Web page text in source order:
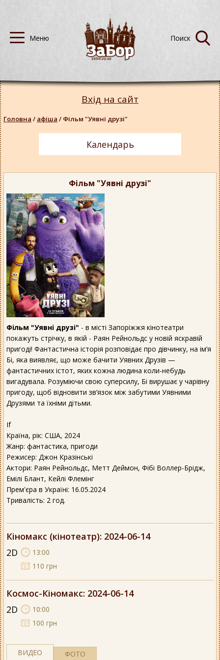
Фільм "Уявні друзі"
Фільм "Уявні друзі" - в місті Запоріжжя кінотеатри
покажуть стрічку, в якій - Раян Рейнольдс у новій яскравій
пригоді! Фантастична історія розповідає про дівчинку, на ім’я
Бі, яка виявляє, що може бачити Уявних Друзів —
фантастичних істот, яких кожна людина коли-небудь
вигадувала. Розуміючи свою суперсилу, Бі вирушає у чарівну
пригоду, щоб відновити зв’язок між забутими Уявними
Друзями та їхніми дітьми.
If
Країна, рік: США, 2024
Жанр: фантастика, пригоди
Режисер: Джон Кразінські
Актори: Раян Рейнольдс, Метт Деймон, Фібі Воллер-Брідж,
Емілі Блант, Кейлі Флемінг
Прем'єра в Україні: 16.05.2024
Тривалість: 2 год.
Кіномакс (кінотеатр): 2024-06-14
2D
13:00
110 грн
Космос-Кіномакс: 2024-06-14
2D
10:00
100 грн
ВИДЕО ФОТО
Вхід на сайт
Головна / афіша / Фільм "Уявні друзі"
Календарь